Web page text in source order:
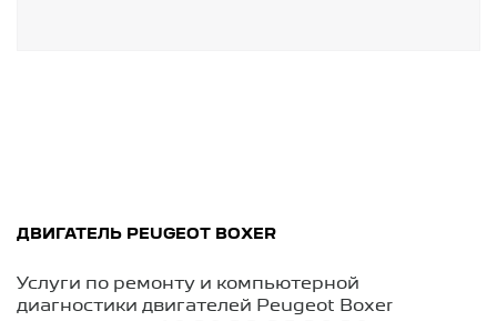
ДВИГАТЕЛЬ PEUGEOT BOXER
Услуги по ремонту и компьютерной
диагностики двигателей Peugeot Boxer